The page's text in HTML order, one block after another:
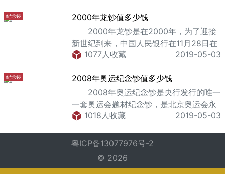
置，是一条栩栩如生的以金黄色为主的
龙，在龙的上方位置
种中发行量最小的品种。它的发行，从根
本上刺激了新一轮的国内收藏热，曝光度
极高，因此它的认知度也极高。 从目
前的市场情况来看，当时面额10元的
2300-2600元，涨幅超过四百倍，相信在
未来的时间里，还有很大的升值
纪念钞
2000年龙钞值多少钱
2000年龙钞是在2000年，为了迎接
新世纪到来，中国人民银行在11月28日在
全国发行的一套纪念钞，这一套纪念钞，
2000年龙钞之所以现在的收藏价格相对于
之前的票面价格有大攀升，主要是因为它
的历史意义非常大，因为，只有1000年，
才有一个是世纪年。 2000年龙钞的整
面位置，是一条栩栩如生的以金黄色为主
1077人收藏 2019-05-03
纪念钞
2008年奥运纪念钞值多少钱
2008年奥运纪念钞是央行发行的唯一
一套奥运会题材纪念钞，是北京奥运会永
远的名片，在相当长一段时间内都据有唯
量最小的品种。它的发行，从根本上刺激
此它的认知度也极高。 从目前的市场
1018人收藏 2019-05-03
粤ICP备13077976号-2
© 2026